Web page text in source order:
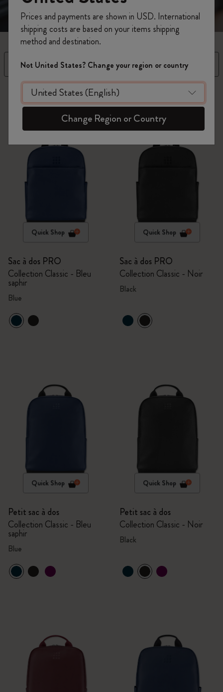
Filtre Trier par
22 Produits
Quick Shop
Sac à dos PRO
Collection Classic - Bleu
saphir
Blue
Quick Shop
Sac à dos PRO
Collection Classic - Noir
Black
Quick Shop
Petit sac à dos
Collection Classic - Bleu
saphir
Blue
Quick Shop
Petit sac à dos
Collection Classic - Noir
Black
Prices and payments are shown in USD. International
shipping costs are based on your items shipping
method and destination.
Not United States? Change your region or country
Change Region or Country